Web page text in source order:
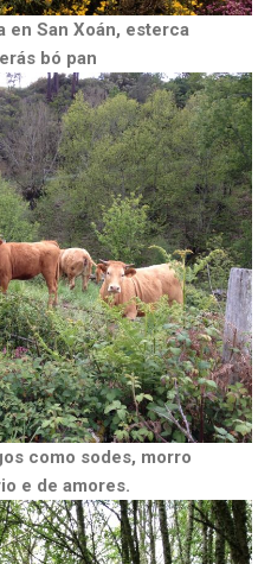
en San Xoán, esterca
bó pan
como sodes, morro
e de amores.